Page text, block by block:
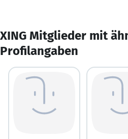
XING Mitglieder mit
Profilangaben